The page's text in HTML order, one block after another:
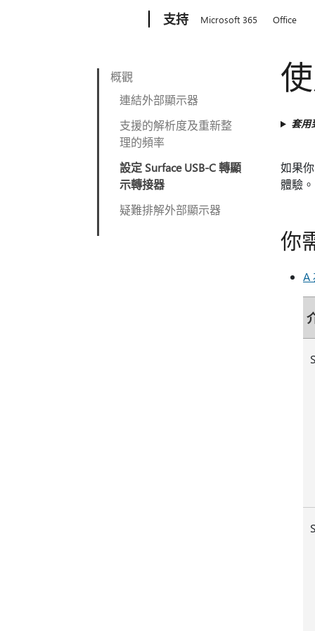
支持 Microsoft 365 Office
概觀
連結外部顯示器
支援的解析度及重新整
理的頻率
設定 Surface USB-C 轉顯
示轉接器
疑難排解外部顯示器
套用
如果
體驗。
你
A